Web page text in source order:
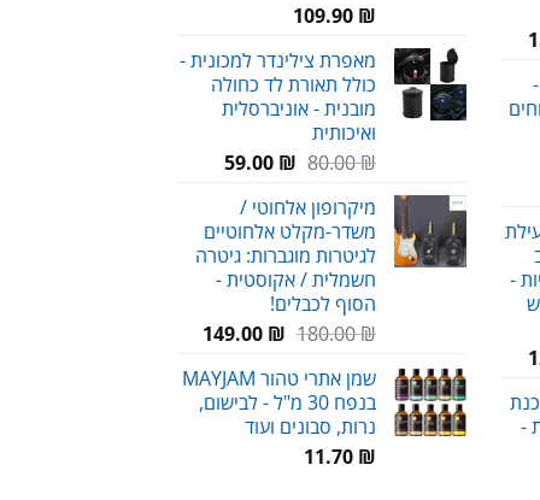
המחיר
159.00 ₪.
-
המחיר
הוא:
120.00 ₪.
-
109.90 ₪
מאפרת צילינדר למכונית -
כולל תאורת לד כחולה
מובנית - אוניברסלית
ואיכותית
80.00₪
המחיר
היה:
80.00 ₪.
59.00 ₪
המחיר
59.00 ₪.
מיקרופון אלחוטי /
משדר-מקלט אלחוטיים
לגיטרות מוגברות: גיטרה
חשמלית / אקוסטית -
הסוף לכבלים!
180.00₪
המחיר
היה:
180.00 ₪.
149.00 ₪
המחיר
הוא:
149.00 ₪.
שמן אתרי טהור MAYJAM
בנפח 30 מ"ל - לבישום,
נרות, סבונים ועוד
11.70 ₪